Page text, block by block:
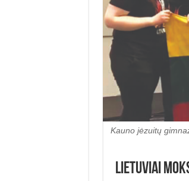
Kauno jėzuitų
Lietuviai